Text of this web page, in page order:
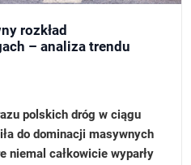
rozkład
– analiza trendu
polskich dróg w ciągu
do dominacji masywnych
niemal całkowicie wyparły